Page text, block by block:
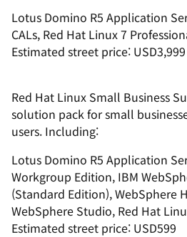
Lotus Domino R5 Application
CALs, Red Hat Linux 7
Estimated street price: USD3,999
Red Hat Linux Small Business
solution pack for small
users. Including:
Lotus Domino R5 Application
Workgroup Edition, IBM
(Standard Edition), WebSphere
WebSphere Studio, Red Hat
Estimated street price: USD599